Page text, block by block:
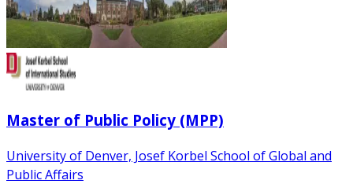
Master of Public Policy (MPP)
University of Denver, Josef Korbel School of Global and
Public Affairs